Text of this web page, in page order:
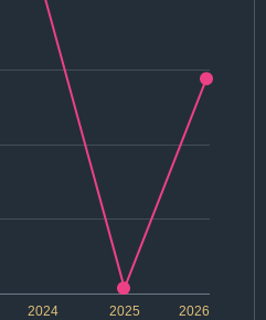
2025
2024 2026